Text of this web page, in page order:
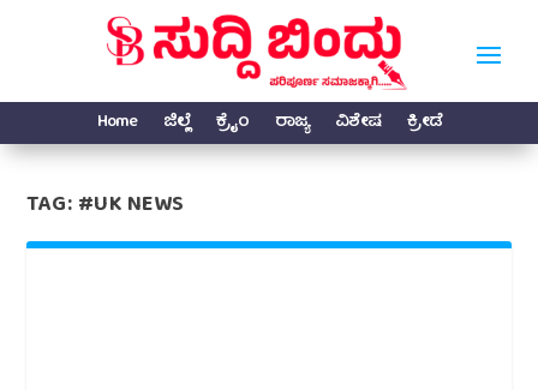
Home ಜಿಲ್ಲೆ ಕ್ರೈಂ ರಾಜ್ಯ ವಿಶೇಷ ಕ್ರೀಡೆ
TAG:#UK NEWS